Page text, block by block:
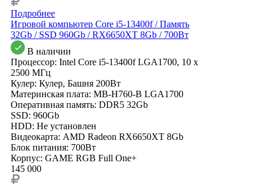
Подробнее
Игровой компьютер Core i5-13400f / Память
32Gb / SSD 960Gb / RX6650XT 8Gb / 700Вт
В наличии
Процессор: Intel Core i5-13400f LGA1700, 10 x
2500 МГц
Кулер: Кулер, Башня 200Вт
Материнская плата: MB-H760-B LGA1700
Оперативная память: DDR5 32Gb
SSD: 960Gb
HDD: Не установлен
Видеокарта: AMD Radeon RX6650XT 8Gb
Блок питания: 700Вт
Корпус: GAME RGB Full One+
145 000